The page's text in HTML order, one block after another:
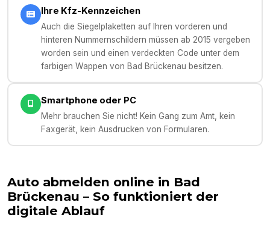
Ihre Kfz-Kennzeichen
Auch die Siegelplaketten auf Ihren vorderen und
hinteren Nummernschildern müssen ab 2015 vergeben
worden sein und einen verdeckten Code unter dem
farbigen Wappen von Bad Brückenau besitzen.
Smartphone oder PC
Mehr brauchen Sie nicht! Kein Gang zum Amt, kein
Faxgerät, kein Ausdrucken von Formularen.
Auto abmelden online in Bad
Brückenau – So funktioniert der
digitale Ablauf